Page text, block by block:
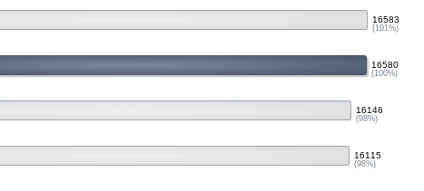
16583
(101%)
16580
(100%)
16146
(98%)
16115
(98%)